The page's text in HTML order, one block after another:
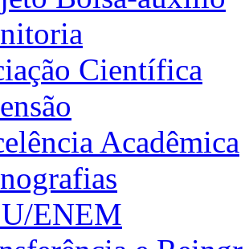
Científica
Acadêmica
ENEM